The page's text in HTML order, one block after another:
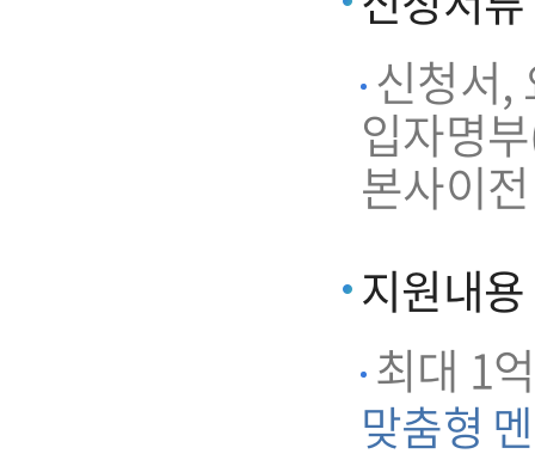
신청서,
입자명
본사이
지원내용
최대 1
맞춤형